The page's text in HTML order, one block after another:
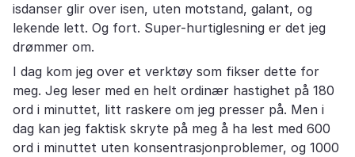
isdanser glir over isen, uten motstand, galant, og
lekende lett. Og fort. Super-hurtiglesning er det jeg
drømmer om.
I dag kom jeg over et verktøy som fikser dette for
meg. Jeg leser med en helt ordinær hastighet på 180
ord i minuttet, litt raskere om jeg presser på. Men i
dag kan jeg faktisk skryte på meg å ha lest med 600
ord i minuttet uten konsentrasjonproblemer, og 1000